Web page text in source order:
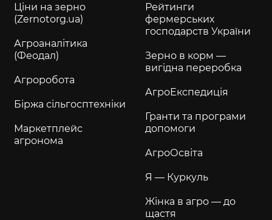
Ціни на зерно
(Zernotorg.ua)
Агроаналітика
(Феодал)
Агроробота
Біржа сільгосптехніки
Маркетплейс
агронома
Рейтинги
фермерських
господарств України
Зерно в корм —
вигідна переробка
АгроЕкспедиція
Гранти та програми
допомоги
АгроОсвіта
Я — Куркуль
Жінка в агро — до
щастя